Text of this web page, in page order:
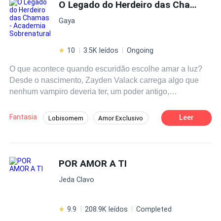
O Legado do Herdeiro das Chamas -
Gaya
10 3.5K leídos Ongoing
O que acontece quando escuridão escolhe amar a luz?
Desde o nascimento, Zayden Valack carrega algo que
nenhum vampiro deveria ter, um poder antigo,
coração é dividido em metade chamas incessantes, e
metade escuridão insidiosa. Ele é o herdeiro
são moldados para governar, Zayden é temido, desejado
e aclamado por todos. Mas nada disso é o abala. Só uma
coisa que o perturba; a presença de Neréia Renault, a
olhar silencioso, seu cheiro viciante e com cada
Fantasia Lobisomem Amor Exclusivo
Renascimento
Leer
POR AMOR A TI
Jeda Clavo
9.9 208.9K leídos Completed